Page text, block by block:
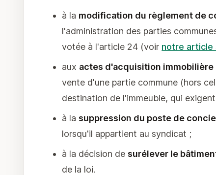
à la modification du règlement de
l'administration des parties
votée à l'article 24 (voir notre article
aux actes d'acquisition
vente d'une partie commune (hors
destination de l'immeuble, qui
à lasuppression du poste de
lorsqu'il appartient au syndicat ;
à la décision desurélever le
de la loi.